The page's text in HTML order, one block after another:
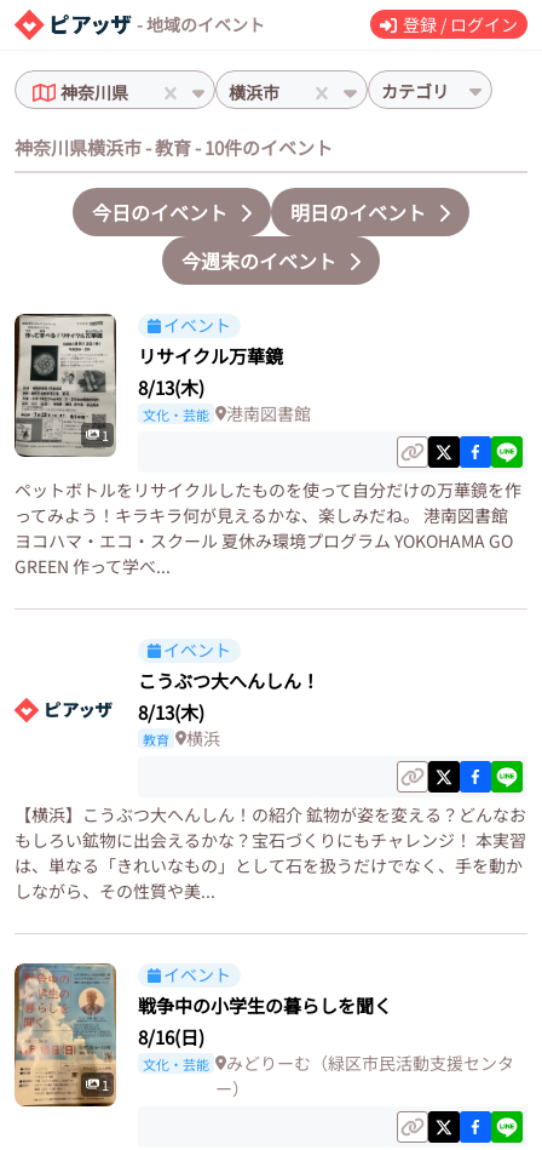
- 地域のイベント 登録 / ログイン
神奈川県 横浜市 カテゴリ
神奈川県横浜市 - 教育 - 10件のイベント
今日のイベント
明日のイベント
今週末のイベント
1
イベント
リサイクル万華鏡
8/13(木)
文化・芸能 港南図書館
ペットボトルをリサイクルしたものを使って自分だけの万華鏡を作
ってみよう！キラキラ何が見えるかな、楽しみだね。 港南図書館
ヨコハマ・エコ・スクール 夏休み環境プログラム YOKOHAMA GO
GREEN 作って学べ...
イベント
こうぶつ大へんしん！
8/13(木)
教育 横浜
【横浜】こうぶつ大へんしん！の紹介 鉱物が姿を変える？どんなお
もしろい鉱物に出会えるかな？宝石づくりにもチャレンジ！ 本実習
は、単なる「きれいなもの」として石を扱うだけでなく、手を動か
しながら、その性質や美...
1
イベント
戦争中の小学生の暮らしを聞く
8/16(日)
文化・芸能
みどりーむ（緑区市民活動支援センタ
ー）